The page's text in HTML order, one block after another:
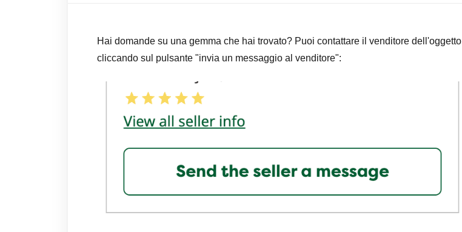
Hai domande su una gemma che hai trovato? Puoi contattare il venditore dell'oggetto
cliccando sul pulsante "invia un messaggio al venditore":